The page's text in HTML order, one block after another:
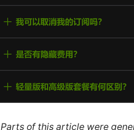
Parts of this article were